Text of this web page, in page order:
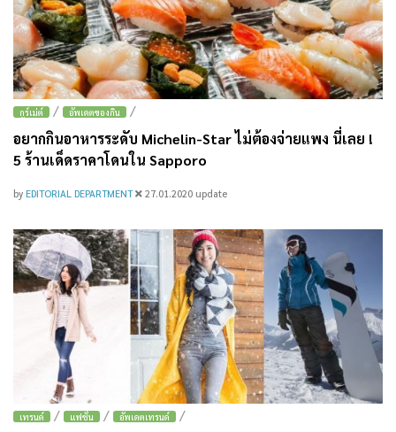
กูร์เม่ต์ / อัพเดตของกิน /
อยากกินอาหารระดับ Michelin-Star ไม่ต้องจ่ายแพง นี่เลย !
5 ร้านเด็ดราคาโดนใน Sapporo
by EDITORIAL DEPARTMENT 27.01.2020 update
เทรนด์ / แฟชั่น / อัพเดตเทรนด์ /